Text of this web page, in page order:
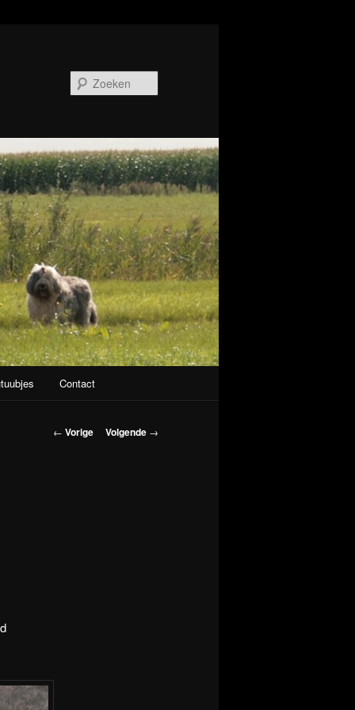
Contact
Berichtnavigatie
← Vorige Volgende →